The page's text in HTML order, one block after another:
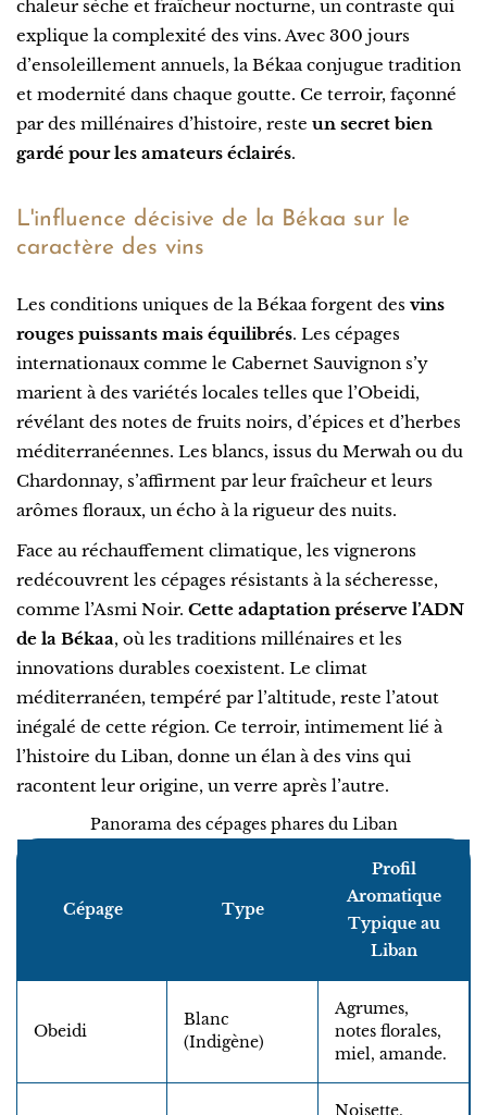
chaleur sèche et fraîcheur nocturne, un contraste qui
explique la complexité des vins. Avec 300 jours
d’ensoleillement annuels, la Békaa conjugue tradition
et modernité dans chaque goutte. Ce terroir, façonné
par des millénaires d’histoire, reste un secret bien
gardé pour les amateurs éclairés.
L'influence décisive de la Békaa sur le
caractère des vins
Les conditions uniques de la Békaa forgent des vins
rouges puissants mais équilibrés. Les cépages
internationaux comme le Cabernet Sauvignon s’y
marient à des variétés locales telles que l’Obeidi,
révélant des notes de fruits noirs, d’épices et d’herbes
méditerranéennes. Les blancs, issus du Merwah ou du
Chardonnay, s’affirment par leur fraîcheur et leurs
arômes floraux, un écho à la rigueur des nuits.
Face au réchauffement climatique, les vignerons
redécouvrent les cépages résistants à la sécheresse,
comme l’Asmi Noir. Cette adaptation préserve l’ADN
de la Békaa, où les traditions millénaires et les
innovations durables coexistent. Le climat
méditerranéen, tempéré par l’altitude, reste l’atout
inégalé de cette région. Ce terroir, intimement lié à
l’histoire du Liban, donne un élan à des vins qui
racontent leur origine, un verre après l’autre.
Panorama des cépages phares du Liban
Cépage Type
Profil
Aromatique
Typique au
Liban
Obeidi
Blanc
(Indigène)
Agrumes,
notes florales,
miel, amande.
Noisette,